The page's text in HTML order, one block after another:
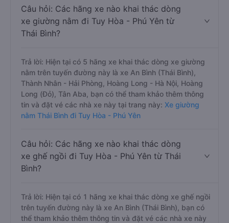
Câu hỏi: Các hãng xe nào khai thác dòng
xe giường nằm đi Tuy Hòa - Phú Yên từ
Thái Bình?
Trả lời: Hiện tại có 5 hãng xe khai thác dòng xe giường
nằm trên tuyến đường này là xe An Bình (Thái Bình),
Thành Nhân - Hải Phòng, Hoàng Long - Hà Nội, Hoàng
Long (Đỏ), Tân Aba, bạn có thể tham khảo thêm thông
tin và đặt vé các nhà xe này tại trang này: Xe giường
nằm Thái Bình đi Tuy Hòa - Phú Yên
Câu hỏi: Các hãng xe nào khai thác dòng
xe ghế ngồi đi Tuy Hòa - Phú Yên từ Thái
Bình?
Trả lời: Hiện tại có 1 hãng xe khai thác dòng xe ghế ngồi
trên tuyến đường này là xe An Bình (Thái Bình), bạn có
thể tham khảo thêm thông tin và đặt vé các nhà xe này